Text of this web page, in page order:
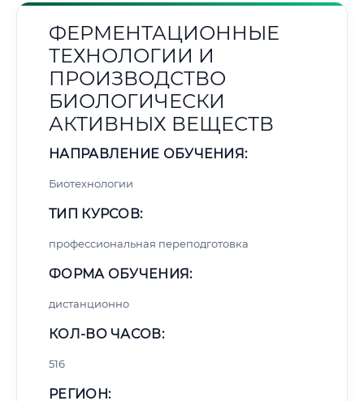
ФЕРМЕНТАЦИОННЫЕ
ТЕХНОЛОГИИ И
ПРОИЗВОДСТВО
БИОЛОГИЧЕСКИ
АКТИВНЫХ ВЕЩЕСТВ
НАПРАВЛЕНИЕ ОБУЧЕНИЯ:
Биотехнологии
ТИП КУРСОВ:
профессиональная переподготовка
ФОРМА ОБУЧЕНИЯ:
дистанционно
КОЛ-ВО ЧАСОВ:
516
РЕГИОН: